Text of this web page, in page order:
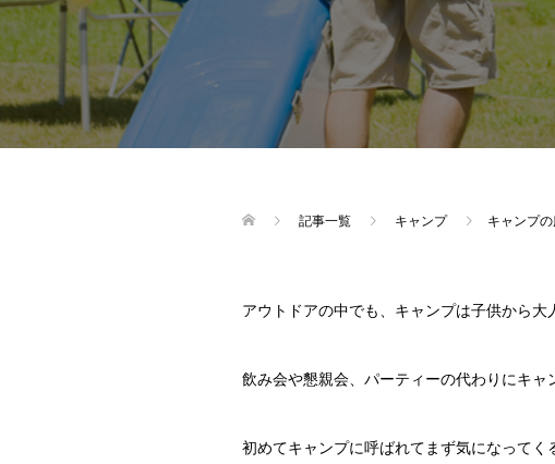
記事一覧 キャンプ キャンプ
アウトドアの中でも、キャンプは子供から大
飲み会や懇親会、パーティーの代わりにキャ
初めてキャンプに呼ばれてまず気になってく